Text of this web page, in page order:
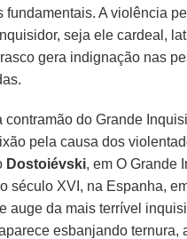
fundamentais. A violência
seja ele cardeal,
gera indignação nas
contramão do Grande
pela causa dos
Dostoiévski, em O Grande
século XVI, na Espanha,
auge da mais terrível
esbanjando ternura,